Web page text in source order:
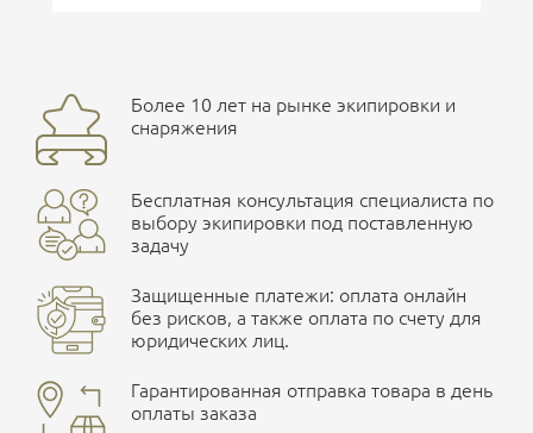
Более 10 лет на рынке экипировки и
снаряжения
Бесплатная консультация специалиста по
выбору экипировки под поставленную
задачу
Защищенные платежи: оплата онлайн
без рисков, а также оплата по счету для
юридических лиц.
Гарантированная отправка товара в день
оплаты заказа